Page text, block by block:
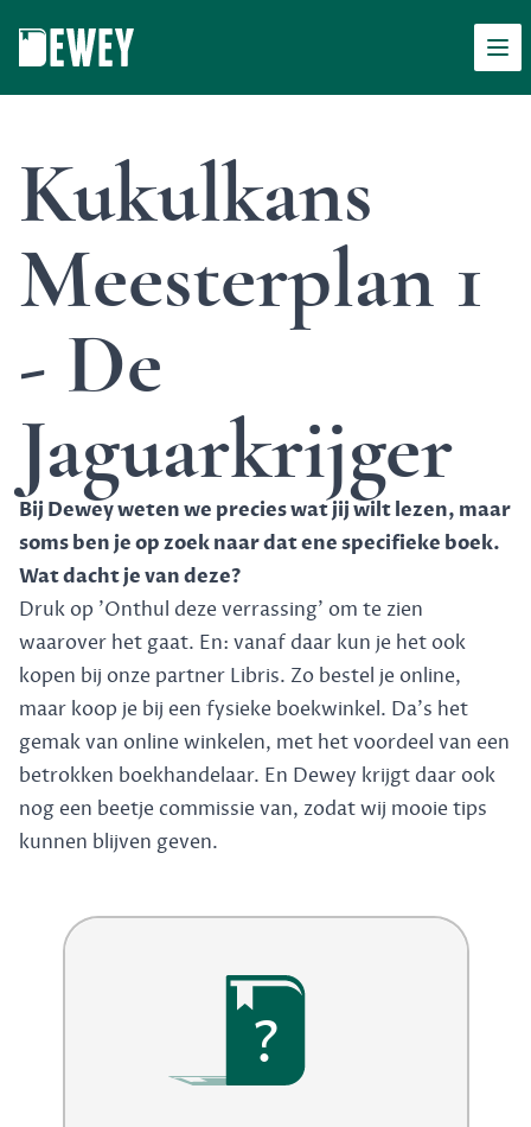
Kukulkans
Meesterplan 1
- De
Jaguarkrijger
Bij Dewey weten we precies wat jij wilt lezen, maar
soms ben je op zoek naar dat ene specifieke boek.
Wat dacht je van deze?
Druk op 'Onthul deze verrassing' om te zien
waarover het gaat. En: vanaf daar kun je het ook
kopen bij onze partner Libris. Zo bestel je online,
maar koop je bij een fysieke boekwinkel. Da's het
gemak van online winkelen, met het voordeel van een
betrokken boekhandelaar. En Dewey krijgt daar ook
nog een beetje commissie van, zodat wij mooie tips
kunnen blijven geven.
?